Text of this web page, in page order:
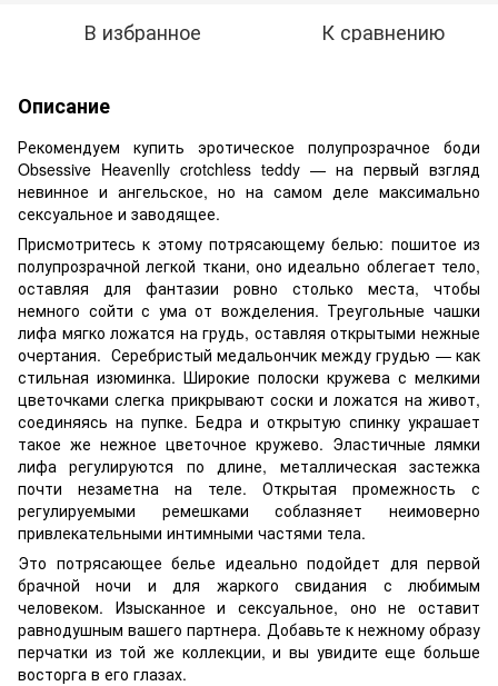
В избранное К сравнению
Описание
Рекомендуем купить эротическое полупрозрачное боди
Obsessive Heavenlly crotchless teddy — на первый взгляд
невинное и ангельское, но на самом деле максимально
сексуальное и заводящее.
Присмотритесь к этому потрясающему белью: пошитое из
полупрозрачной легкой ткани, оно идеально облегает тело,
оставляя для фантазии ровно столько места, чтобы
немного сойти с ума от вожделения. Треугольные чашки
лифа мягко ложатся на грудь, оставляя открытыми нежные
очертания. Серебристый медальончик между грудью — как
стильная изюминка. Широкие полоски кружева с мелкими
цветочками слегка прикрывают соски и ложатся на живот,
соединяясь на пупке. Бедра и открытую спинку украшает
такое же нежное цветочное кружево. Эластичные лямки
лифа регулируются по длине, металлическая застежка
почти незаметна на теле. Открытая промежность с
регулируемыми ремешками соблазняет неимоверно
привлекательными интимными частями тела.
Это потрясающее белье идеально подойдет для первой
брачной ночи и для жаркого свидания с любимым
человеком. Изысканное и сексуальное, оно не оставит
равнодушным вашего партнера. Добавьте к нежному образу
перчатки из той же коллекции, и вы увидите еще больше
восторга в его глазах.